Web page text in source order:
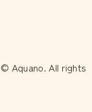
© Aquano. All rights